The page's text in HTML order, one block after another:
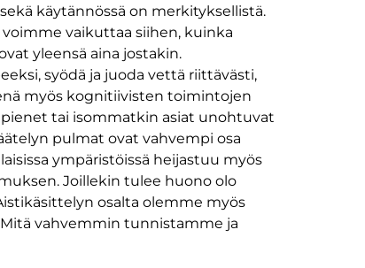
käytännössä on merkityksellistä.
vaikuttaa siihen, kuinka
yleensä aina jostakin.
syödä ja juoda vettä riittävästi,
myös kognitiivisten toimintojen
tai isommatkin asiat unohtuvat
pulmat ovat vahvempi osa
ympäristöissä heijastuu myös
Joillekin tulee huono olo
osalta olemme myös
vahvemmin tunnistamme ja